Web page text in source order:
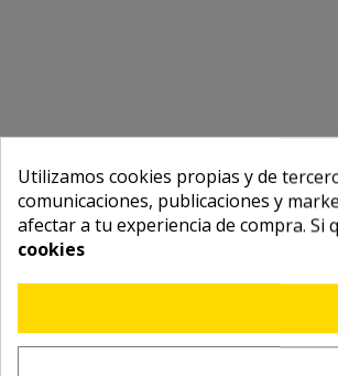
Utilizamos cookies propias y de
comunicaciones, publicaciones y
afectar a tu experiencia de compra.
cookies